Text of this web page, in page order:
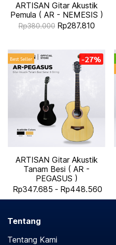
ARTISAN Gitar Akustik
Pemula ( AR - NEMESIS )
Rp380.000 Rp287.810
Best Seller -27%
ARTISAN Gitar Akustik
Tanam Besi ( AR -
PEGASUS )
Rp347.685 - Rp448.560
Tentang
Tentang Kami